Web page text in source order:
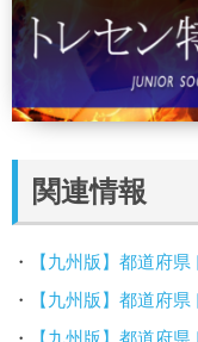
関連情報
・
【九州版】都道府
・
【九州版】都道府